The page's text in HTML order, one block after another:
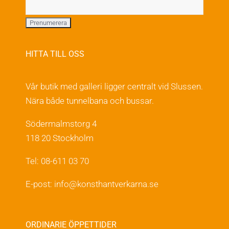
HITTA TILL OSS
Vår butik med galleri ligger centralt vid Slussen.
Nära både tunnelbana och bussar.
Södermalmstorg 4
118 20 Stockholm
Tel: 08-611 03 70
E-post: info@konsthantverkarna.se
ORDINARIE ÖPPETTIDER